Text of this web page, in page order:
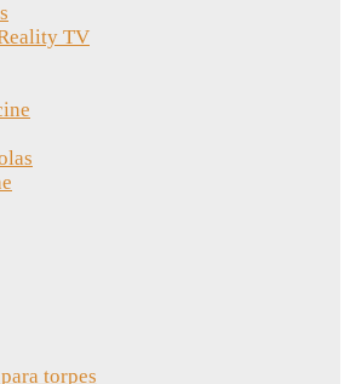
TV
torpes